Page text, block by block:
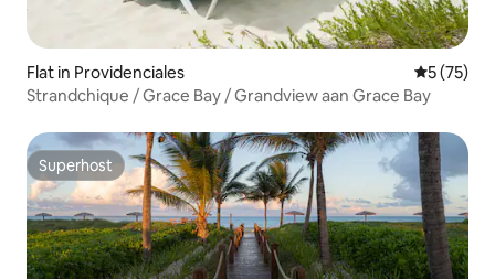
Flat in Providenciales
5 (75)
Strandchique / Grace Bay / Grandview aan Grace Bay
Superhost
Superhost